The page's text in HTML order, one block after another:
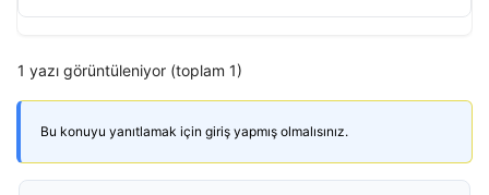
1 yazı görüntüleniyor (toplam 1)
Bu konuyu yanıtlamak için giriş yapmış olmalısınız.